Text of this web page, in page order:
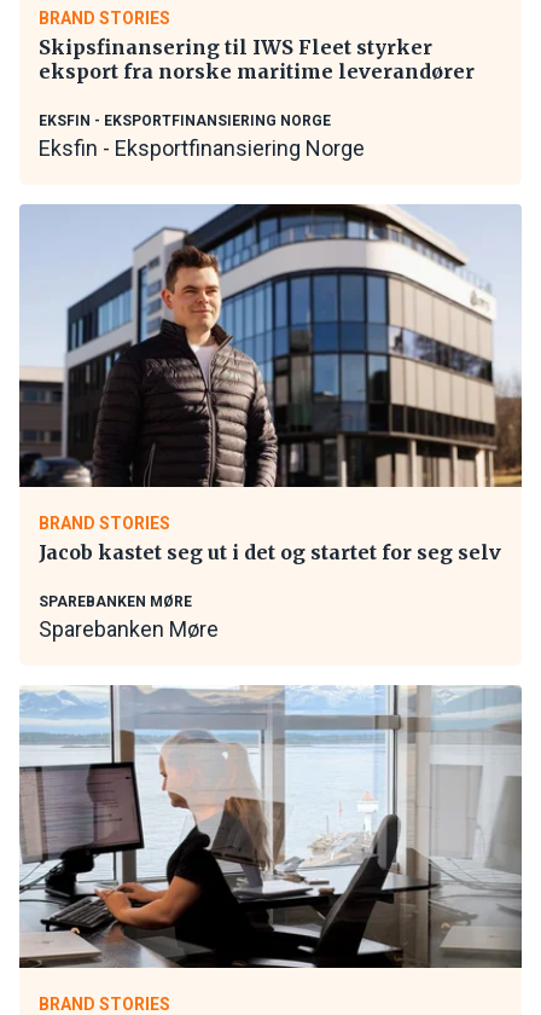
BRAND STORIES
Skipsfinansering til IWS Fleet styrker
eksport fra norske maritime leverandører
EKSFIN - EKSPORTFINANSIERING NORGE
Eksfin - Eksportfinansiering Norge
BRAND STORIES
Jacob kastet seg ut i det og startet for seg selv
SPAREBANKEN MØRE
Sparebanken Møre
BRAND STORIES